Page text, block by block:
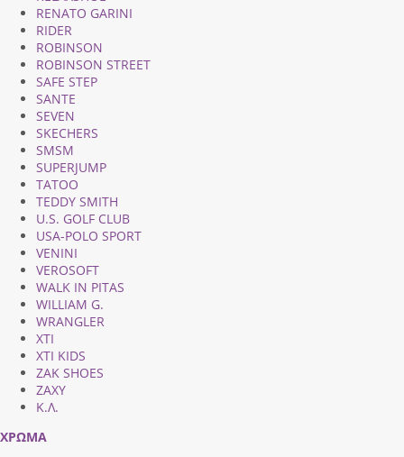
RENATO GARINI
RIDER
ROBINSON
ROBINSON STREET
SAFE STEP
SANTE
SEVEN
SKECHERS
SMSM
SUPERJUMP
TATOO
TEDDY SMITH
U.S. GOLF CLUB
USA-POLO SPORT
VENINI
VEROSOFT
WALK IN PITAS
WILLIAM G.
WRANGLER
XTI
XTI KIDS
ZAK SHOES
ZAXY
Κ.Λ.
ΧΡΩΜΑ